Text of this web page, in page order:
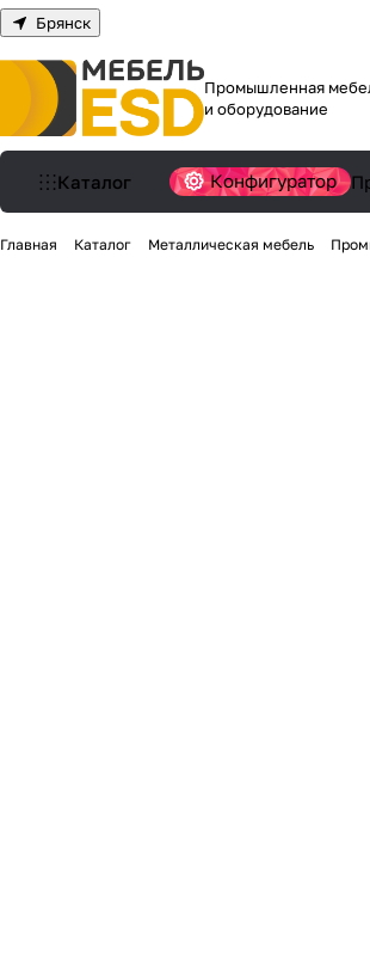
Брянск
Промышленная
и оборудование
Каталог Конфигуратор
Главная Каталог Металлическая мебель